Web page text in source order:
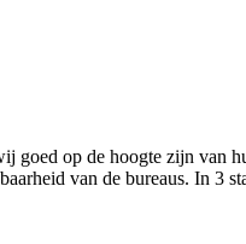
goed op de hoogte zijn van
van de bureaus. In 3